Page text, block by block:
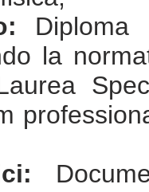
Diploma
la